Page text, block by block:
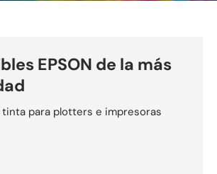
EPSON de la más
para plotters e impresoras